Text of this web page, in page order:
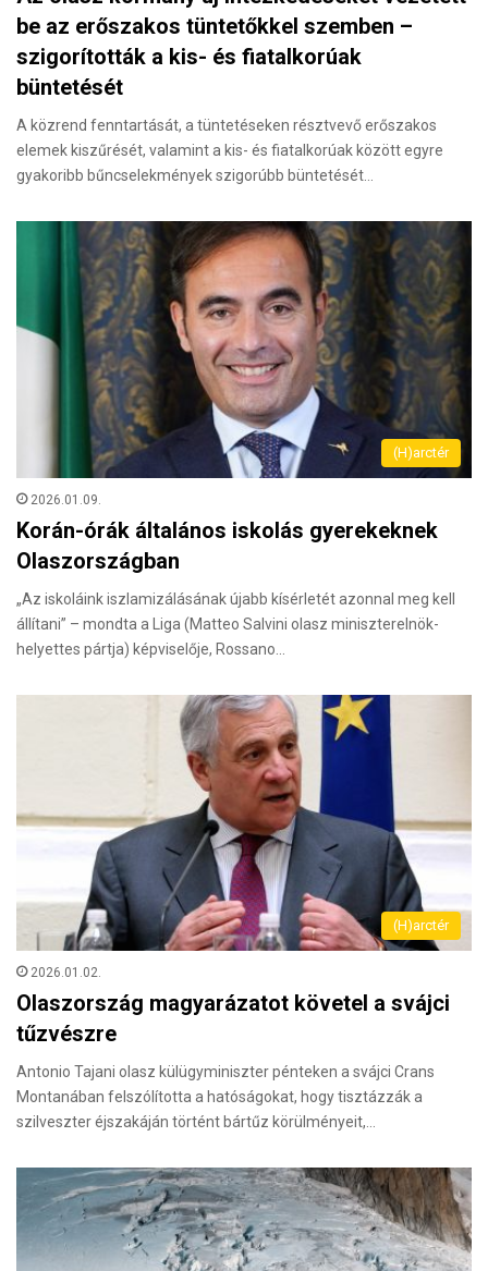
be az erőszakos tüntetőkkel szemben –
szigorították a kis- és fiatalkorúak
büntetését
A közrend fenntartását, a tüntetéseken résztvevő erőszakos
elemek kiszűrését, valamint a kis- és fiatalkorúak között egyre
gyakoribb bűncselekmények szigorúbb büntetését…
(H)arctér
2026.01.09.
Korán-órák általános iskolás gyerekeknek
Olaszországban
„Az iskoláink iszlamizálásának újabb kísérletét azonnal meg kell
állítani” – mondta a Liga (Matteo Salvini olasz miniszterelnök-
helyettes pártja) képviselője, Rossano…
(H)arctér
2026.01.02.
Olaszország magyarázatot követel a svájci
tűzvészre
Antonio Tajani olasz külügyminiszter pénteken a svájci Crans
Montanában felszólította a hatóságokat, hogy tisztázzák a
szilveszter éjszakáján történt bártűz körülményeit,…